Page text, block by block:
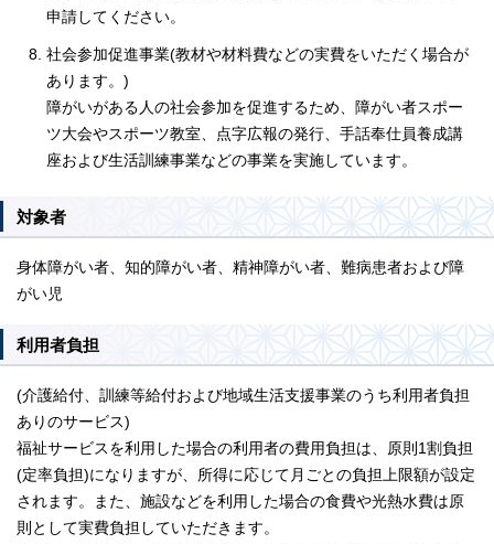
申請してください。
社会参加促進事業(教材や材料費などの実費をいただく場合が
あります。)
障がいがある人の社会参加を促進するため、障がい者スポー
ツ大会やスポーツ教室、点字広報の発行、手話奉仕員養成講
座および生活訓練事業などの事業を実施しています。
対象者
身体障がい者、知的障がい者、精神障がい者、難病患者および障
がい児
利用者負担
(介護給付、訓練等給付および地域生活支援事業のうち利用者負担
ありのサービス)
福祉サービスを利用した場合の利用者の費用負担は、原則1割負担
(定率負担)になりますが、所得に応じて月ごとの負担上限額が設定
されます。また、施設などを利用した場合の食費や光熱水費は原
則として実費負担していただきます。